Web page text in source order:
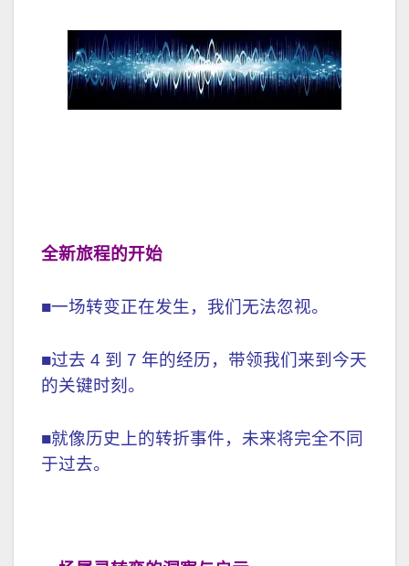
全新旅程的开始
■一场转变正在发生，我们无法忽视。
■过去 4 到 7 年的经历，带领我们来到今天
的关键时刻。
■就像历史上的转折事件，未来将完全不同
于过去。